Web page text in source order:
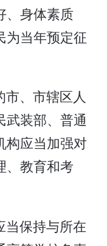
、身体素质
为当年预定征
、市辖区人
武装部、普通
构应当加强对
、教育和考
当保持与所在